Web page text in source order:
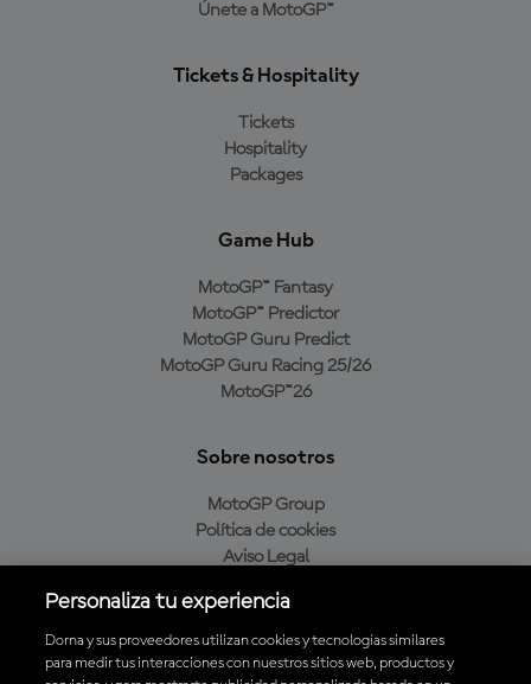
Únete a MotoGP™
Tickets & Hospitality
Tickets
Hospitality
Packages
Game Hub
MotoGP™ Fantasy
MotoGP™ Predictor
MotoGP Guru Predict
MotoGP Guru Racing 25/26
MotoGP™26
Sobre nosotros
MotoGP Group
Política de cookies
Aviso Legal
Política de compra
Personaliza tu experiencia
Dorna y sus proveedores utilizan cookies y tecnologías similares
para medir tus interacciones con nuestros sitios web, productos y